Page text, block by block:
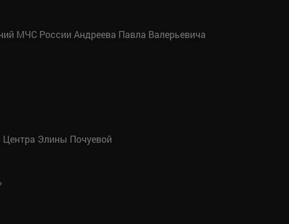
МЧС России Андреева Павла Валерьевича
Центра Элины Почуевой